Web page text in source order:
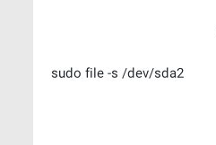
sudo file -s /dev/sda2